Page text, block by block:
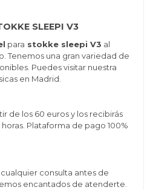
SLEEPI V3
para stokke sleepi V3 al
Tenemos una gran variedad de
Puedes visitar nuestra
en Madrid.
de los 60 euros y los recibirás
Plataforma de pago 100%
consulta antes de
encantados de atenderte.